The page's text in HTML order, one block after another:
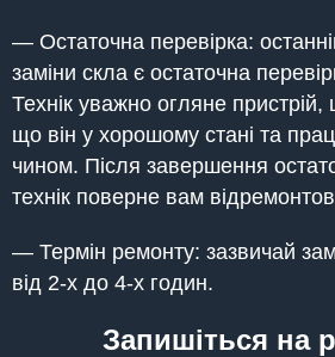
— Остаточна перевірка:
заміни скла є остаточна
Технік уважно огляне
що він у хорошому стані та
чином. Після завершення
технік поверне вам
— Термін ремонту: зазвичай
від 2-х до 4-х годин.
Запишіться на